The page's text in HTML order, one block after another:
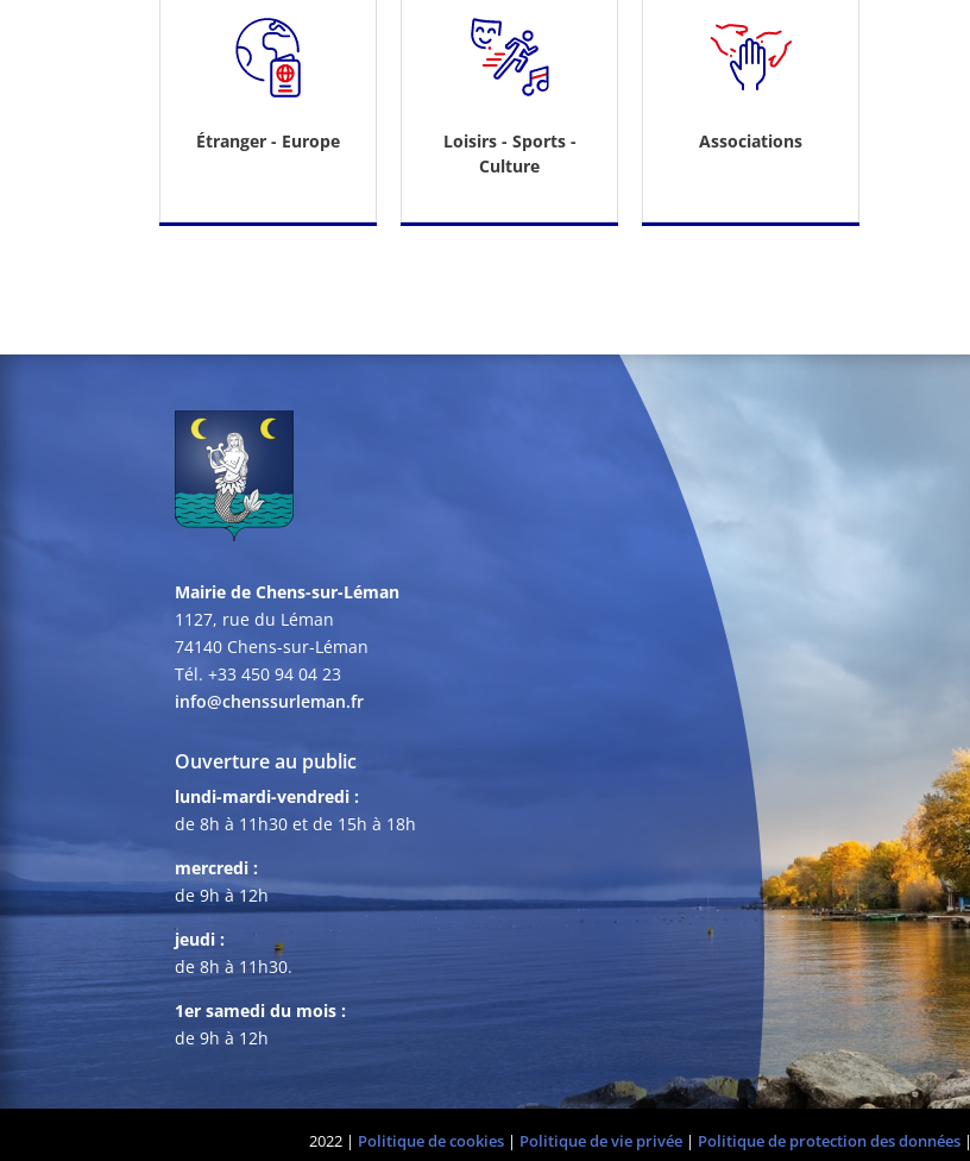
Étranger - Europe
Loisirs - Sports -
Culture
Associations
Mairie de Chens-sur-Léman
1127, rue du Léman
74140 Chens-sur-Léman
Tél. +33 450 94 04 23
info@chenssurleman.fr
Ouverture au public
lundi-mardi-vendredi :
de 8h à 11h30 et de 15h à 18h
mercredi :
de 9h à 12h
jeudi :
de 8h à 11h30.
1er samedi du mois :
de 9h à 12h
2022 | Politique de cookies| Politique de vie privée| Politique de protection des données|